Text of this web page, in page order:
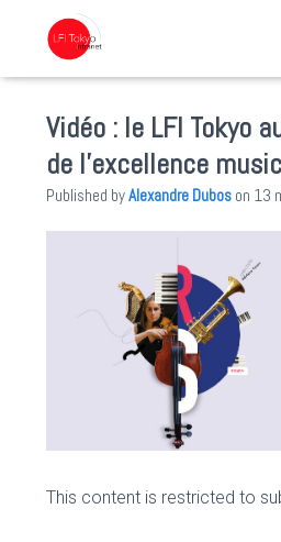
Vidéo : le LFI Tokyo
de l’excellence
Published byAlexandre Dubos on 13
This content is restricted to